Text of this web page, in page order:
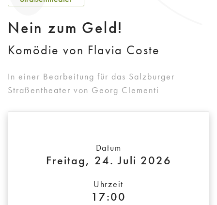
Nein zum Geld!
Komödie von Flavia Coste
In einer Bearbeitung für das Salzburger
Straßentheater von Georg Clementi
Datum
Freitag, 24. Juli 2026
Uhrzeit
17:00